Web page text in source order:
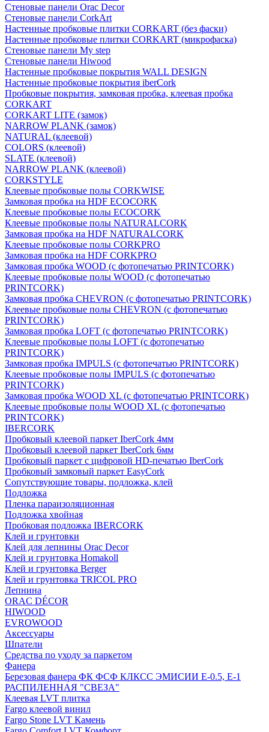
Стеновые панели Orac Decor
Стеновые панели CorkArt
Настенные пробковые плитки CORKART (без фаски)
Настенные пробковые плитки CORKART (микрофаска)
Стеновые панели My step
Стеновые панели Hiwood
Настенные пробковые покрытия WALL DESIGN
Настенные пробковые покрытия iberCork
Пробковые покрытия, замковая пробка, клеевая пробка
CORKART
CORKART LITE (замок)
NARROW PLANK (замок)
NATURAL (клеевой)
COLORS (клеевой)
SLATE (клеевой)
NARROW PLANK (клеевой)
CORKSTYLE
Клеевые пробковые полы CORKWISE
Замковая пробка на HDF ECOCORK
Клеевые пробковые полы ECOCORK
Клеевые пробковые полы NATURALCORK
Замковая пробка на HDF NATURALCORK
Клеевые пробковые полы CORKPRO
Замковая пробка на HDF CORKPRO
Замковая пробка WOOD (с фотопечатью PRINTCORK)
Клеевые пробковые полы WOOD (с фотопечатью
PRINTCORK)
Замковая пробка CHEVRON (с фотопечатью PRINTCORK)
Клеевые пробковые полы CHEVRON (с фотопечатью
PRINTCORK)
Замковая пробка LOFT (с фотопечатью PRINTCORK)
Клеевые пробковые полы LOFT (с фотопечатью
PRINTCORK)
Замковая пробка IMPULS (с фотопечатью PRINTCORK)
Клеевые пробковые полы IMPULS (с фотопечатью
PRINTCORK)
Замковая пробка WOOD XL (с фотопечатью PRINTCORK)
Клеевые пробковые полы WOOD XL (с фотопечатью
PRINTCORK)
IBERCORK
Пробковый клеевой паркет IberCork 4мм
Пробковый клеевой паркет IberCork 6мм
Пробковый паркет с цифровой HD-печатью IberCork
Пробковый замковый паркет EasyCork
Сопутствующие товары, подложка, клей
Подложка
Пленка параизоляционная
Подложка хвойная
Пробковая подложка IBERCORK
Клей и грунтовки
Клей для лепнины Orac Decor
Клей и грунтовка Homakoll
Клей и грунтовка Berger
Клей и грунтовка TRICOL PRO
Лепнина
ORAC DÉCOR
HIWOOD
EVROWOOD
Аксессуары
Шпатели
Средства по уходу за паркетом
Фанера
Березовая фанера ФК ФСФ КЛКСС ЭМИСИИ Е-0.5, Е-1
РАСПИЛЕННАЯ "СВЕЗА"
Клеевая LVT плитка
Fargo клеевой винил
Fargo Stone LVT Камень